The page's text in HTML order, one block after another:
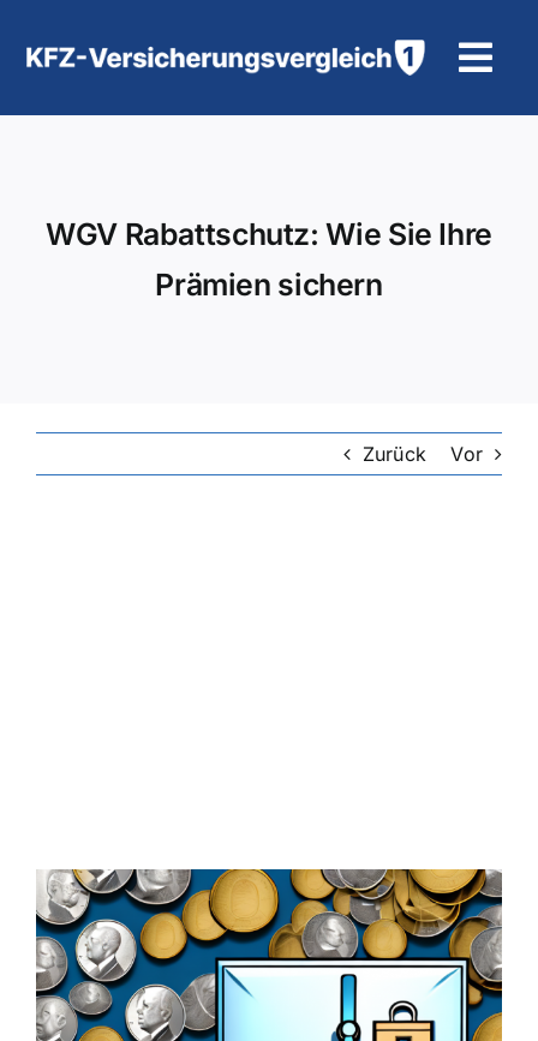
Inhalt
Hilfe und Kontakt
WGV Rabattschutz: Wie Sie Ihre
Prämien sichern
Zurück Vor
Zeige
grösseres
Bild